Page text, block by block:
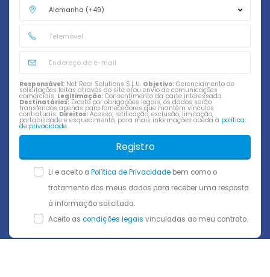
Responsável: Net Real Solutions S.L.U. Objetivo: Gerenciamento de
solicitações feitas através do site e/ou envio de comunicações
comerciais. Legitimação: Consentimento da parte interessada.
Destinatários: Exceto por obrigações legais, os dados serão
transferidos apenas para fornecedores que mantêm vínculos
contratuais. Direitos: Acesso, retificação, exclusão, limitação,
portabilidade e esquecimento, para mais informações aceda à política
de privacidade .
Registro
Li e aceito a Política de Privacidade bem como o
tratamento dos meus dados para receber uma resposta
à informação solicitada.
Aceito as condições legais vinculadas ao meu contrato.